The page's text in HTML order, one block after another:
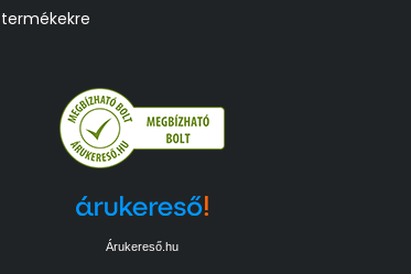
termékekre
Árukereső.hu